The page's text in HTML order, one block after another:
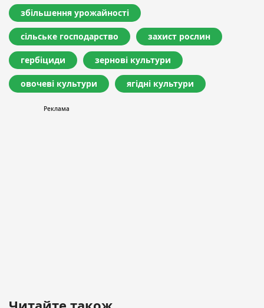
збільшення урожайності
сільське господарство захист рослин
гербіциди зернові культури
овочеві культури ягідні культури